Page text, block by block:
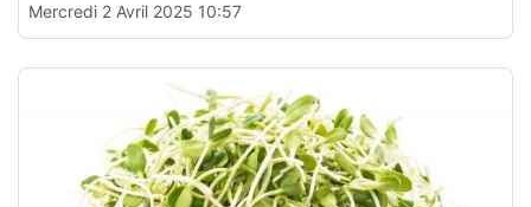
Mercredi 2 Avril 2025 10:57